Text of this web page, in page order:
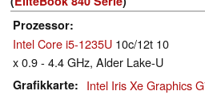
Prozessor
Intel Core i5-1235U 10c/12t 10
x 0.9 - 4.4 GHz, Alder Lake-U
Grafikkarte Intel Iris Xe Graphics